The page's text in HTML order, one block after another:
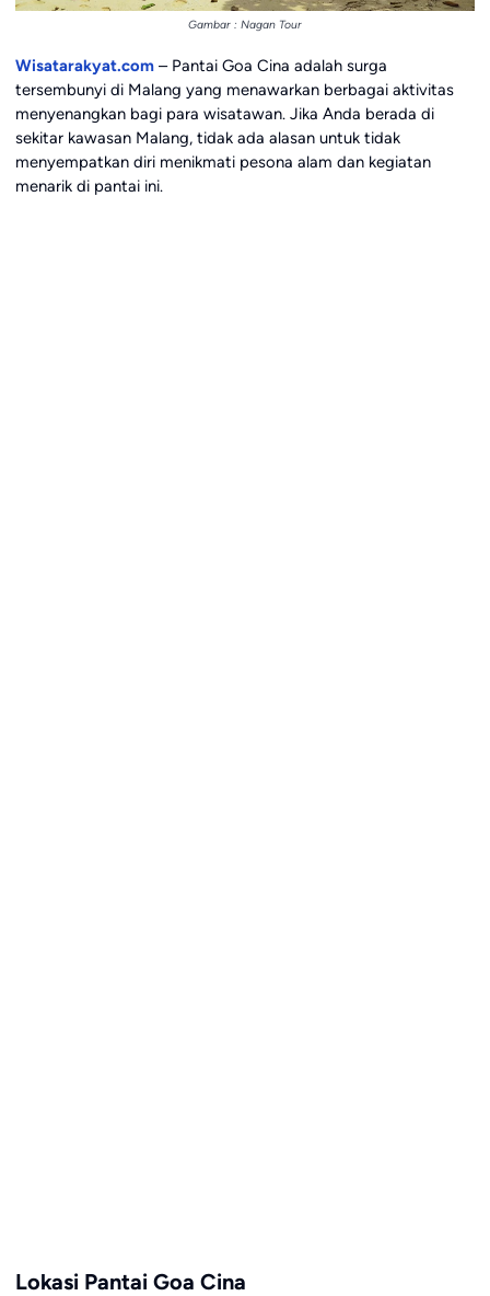
Gambar : Nagan Tour
Wisatarakyat.com– Pantai Goa Cina adalah surga
tersembunyi di Malang yang menawarkan berbagai aktivitas
menyenangkan bagi para wisatawan. Jika Anda berada di
sekitar kawasan Malang, tidak ada alasan untuk tidak
menyempatkan diri menikmati pesona alam dan kegiatan
menarik di pantai ini.
Lokasi Pantai Goa Cina